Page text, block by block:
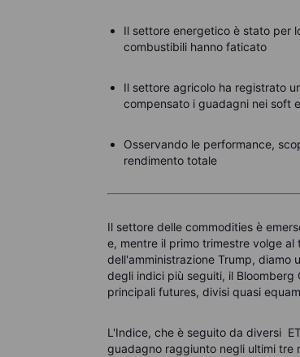
Il settore energetico è stato per
combustibili hanno faticato
Il settore agricolo ha registrato
compensato i guadagni nei soft
Osservando le performance,
rendimento totale
Il settore delle commodities è
e, mentre il primo trimestre volge
dell'amministrazione Trump, diamo
degli indici più seguiti, il
principali futures, divisi quasi
L'Indice, che è seguito da diversi
guadagno raggiunto negli ultimi tre